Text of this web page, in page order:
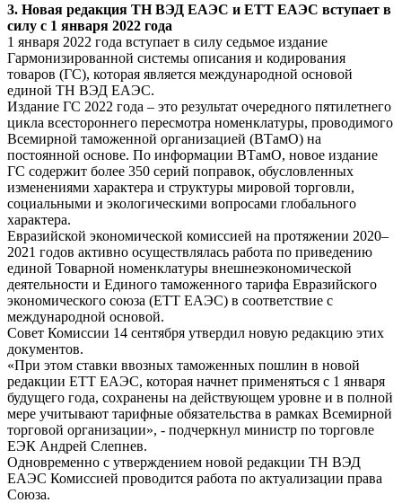
3. Новая редакция ТН ВЭД ЕАЭС и ЕТТ ЕАЭС вступает в
силу с 1 января 2022 года
1 января 2022 года вступает в силу седьмое издание
Гармонизированной системы описания и кодирования
товаров (ГС), которая является международной основой
единой ТН ВЭД ЕАЭС.
Издание ГС 2022 года – это результат очередного пятилетнего
цикла всестороннего пересмотра номенклатуры, проводимого
Всемирной таможенной организацией (ВТамО) на
постоянной основе. По информации ВТамО, новое издание
ГС содержит более 350 серий поправок, обусловленных
изменениями характера и структуры мировой торговли,
социальными и экологическими вопросами глобального
характера.
Евразийской экономической комиссией на протяжении 2020–
2021 годов активно осуществлялась работа по приведению
единой Товарной номенклатуры внешнеэкономической
деятельности и Единого таможенного тарифа Евразийского
экономического союза (ЕТТ ЕАЭС) в соответствие с
международной основой.
Совет Комиссии 14 сентября утвердил новую редакцию этих
документов.
«При этом ставки ввозных таможенных пошлин в новой
редакции ЕТТ ЕАЭС, которая начнет применяться с 1 января
будущего года, сохранены на действующем уровне и в полной
мере учитывают тарифные обязательства в рамках Всемирной
торговой организации», - подчеркнул министр по торговле
ЕЭК Андрей Слепнев.
Одновременно с утверждением новой редакции ТН ВЭД
ЕАЭС Комиссией проводится работа по актуализации права
Союза.